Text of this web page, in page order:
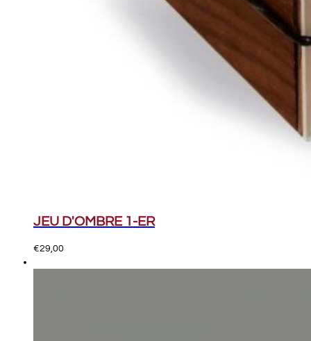
JEU D'OMBRE 1-ER
€29,00